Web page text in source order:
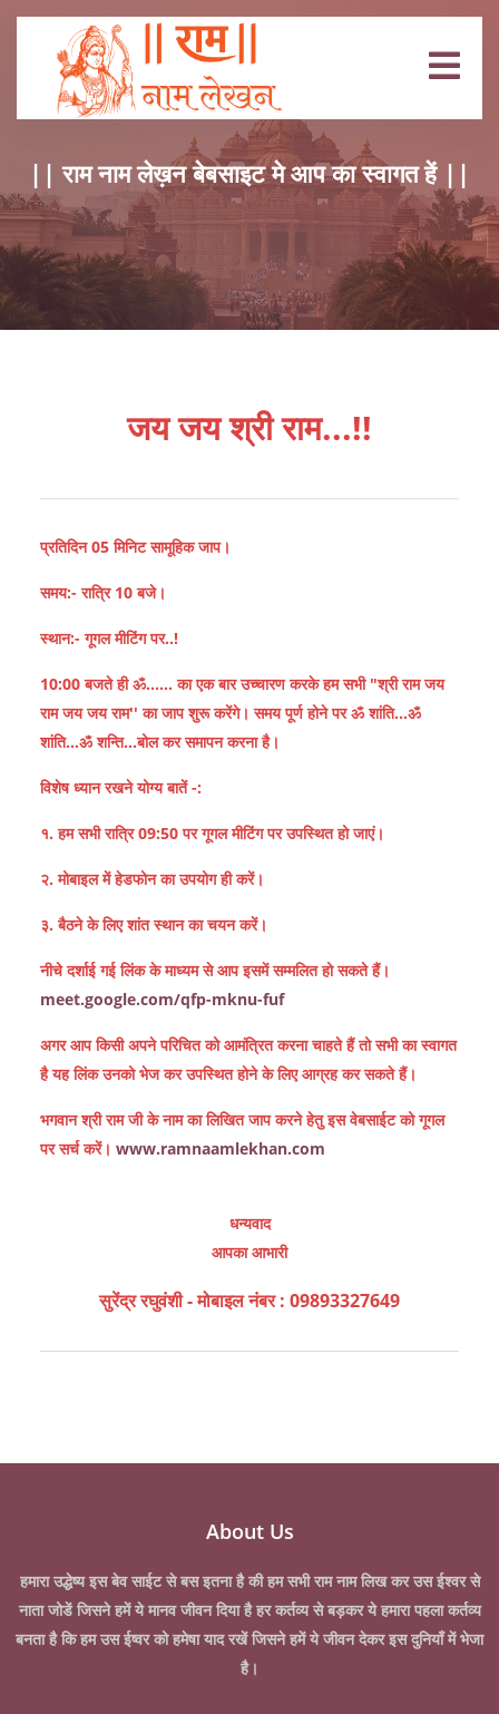
|| राम नाम लेख़न बेबसाइट मे आप का स्वागत हें ||
जय जय श्री राम...!!
प्रतिदिन 05 मिनिट सामूहिक जाप।
समय:- रात्रि 10 बजे।
स्थान:- गूगल मीटिंग पर..!
10:00 बजते ही ॐ…... का एक बार उच्चारण करके हम सभी "श्री राम जय
राम जय जय राम'' का जाप शुरू करेंगे। समय पूर्ण होने पर ॐ शांति...ॐ
शांति…ॐ शन्ति...बोल कर समापन करना है।
विशेष ध्यान रखने योग्य बातें -:
१. हम सभी रात्रि 09:50 पर गूगल मीटिंग पर उपस्थित हो जाएं।
२. मोबाइल में हेडफोन का उपयोग ही करें।
३. बैठने के लिए शांत स्थान का चयन करें।
नीचे दर्शाई गई लिंक के माध्यम से आप इसमें सम्मलित हो सकते हैं।
meet.google.com/qfp-mknu-fuf
अगर आप किसी अपने परिचित को आमंत्रित करना चाहते हैं तो सभी का स्वागत
है यह लिंक उनको भेज कर उपस्थित होने के लिए आग्रह कर सकते हैं।
भगवान श्री राम जी के नाम का लिखित जाप करने हेतु इस वेबसाईट को गूगल
पर सर्च करें। www.ramnaamlekhan.com
धन्यवाद
आपका आभारी
सुरेंद्र रघुवंशी - मोबाइल नंबर : 09893327649
About Us
हमारा उद्धेष्य इस बेव साईट से बस इतना है की हम सभी राम नाम लिख कर उस ईश्वर से
नाता जोडें जिसने हमें ये मानव जीवन दिया है हर कर्तव्य से बड़कर ये हमारा पहला कर्तव्य
बनता है कि हम उस ईष्वर को हमेषा याद रखें जिसने हमें ये जीवन देकर इस दुनियाँ में भेजा
है।